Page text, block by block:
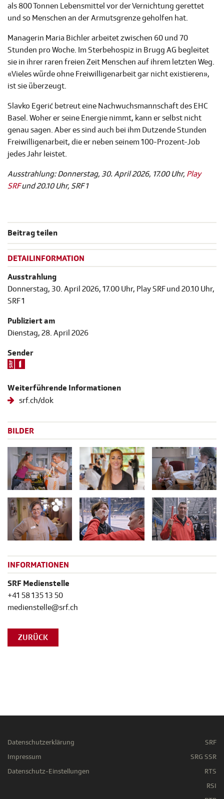
als 800 Tonnen Lebensmittel vor der Vernichtung gerettet
und so Menschen an der Armutsgrenze geholfen hat.
Managerin Maria Bichler arbeitet zwischen 60 und 70
Stunden pro Woche. Im Sterbehospiz in Brugg AG begleitet
sie in ihrer raren freien Zeit Menschen auf ihrem letzten Weg.
«Vieles würde ohne Freiwilligenarbeit gar nicht existieren»,
ist sie überzeugt.
Slavko Egerić betreut eine Nachwuchsmannschaft des EHC
Basel. Woher er seine Energie nimmt, kann er selbst nicht
genau sagen. Aber es sind auch bei ihm Dutzende Stunden
Freiwilligenarbeit, die er neben seinem 100-Prozent-Job
jedes Jahr leistet.
Ausstrahlung: Donnerstag, 30. April 2026, 17.00 Uhr, Play
SRFund 20.10 Uhr, SRF 1
Beitrag teilen
DETAILINFORMATION
Ausstrahlung
Donnerstag, 30. April 2026, 17.00 Uhr, Play SRF und 20.10 Uhr,
SRF 1
Publiziert am
Dienstag, 28. April 2026
Sender
Weiterführende Informationen
srf.ch/dok
BILDER
INFORMATIONEN
SRF Medienstelle
+41 58 135 13 50
medienstelle@srf.ch
ZURÜCK
Datenschutzerklärung
Impressum
Datenschutz-Einstellungen
SRF
SRG SSR
RTS
RSI